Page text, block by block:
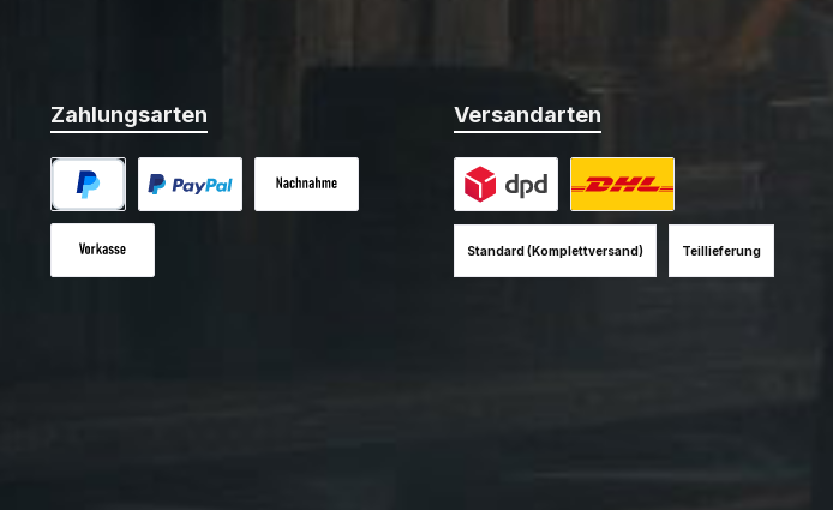
Zahlungsarten
PayPal Nachnahme (+12EUR)
Benutzerdefiniertes Bild 1
Versandarten
Standard (Komplettversand) Teillieferung
Benutzerdefiniertes Bild 1
Benutzerdefiniertes Bild 2